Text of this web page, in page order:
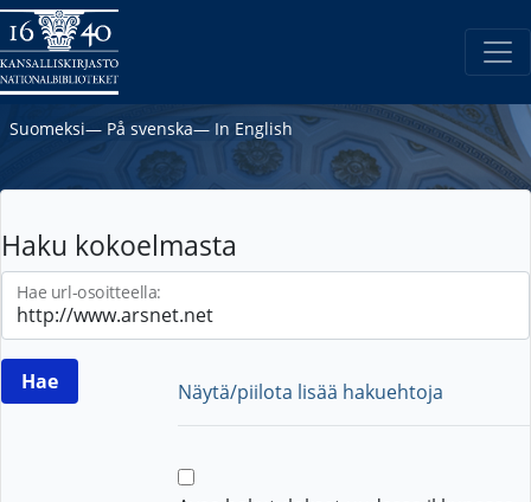
Suomeksi― På svenska― In English
Haku kokoelmasta
Hae url-osoitteella:
Näytä/piilota lisää hakuehtoja